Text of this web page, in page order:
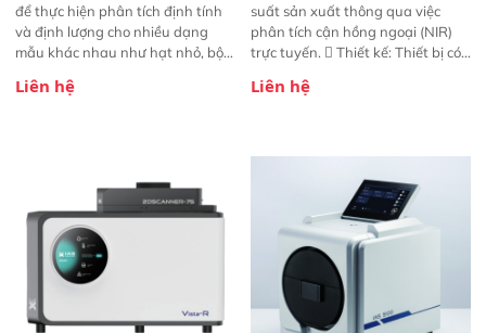
để thực hiện phân tích định tính
và định lượng cho nhiều dạng
mẫu khác nhau như hạt nhỏ, bột,
này cho phép bất kỳ ai cũng có
thức ăn chăn nuôi, nguyên liệu
thực phẩm, nông sản,..
Liên hệ
suất sản xuất thông qua việc
phân tích cận hồng ngoại (NIR)
trực tuyến.  Thiết kế: Thiết bị có
hỗ trợ tản nhiệt tăng cường và đã
năng theo dõi thông số theo thời
gian thực và trực quan hóa dữ
liệu để tăng chỉ số ROI cho doanh
Liên hệ